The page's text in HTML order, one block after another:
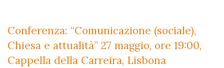
Conferenza: “Comunicazione (sociale),
Chiesa e attualità” 27 maggio, ore 19:00,
Cappella della Carreira, Lisbona